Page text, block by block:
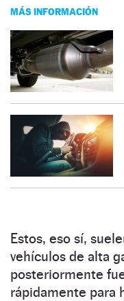
MÁS INFORMACIÓN
Estos, eso sí,
vehículos de alta
posteriormente
rápidamente para